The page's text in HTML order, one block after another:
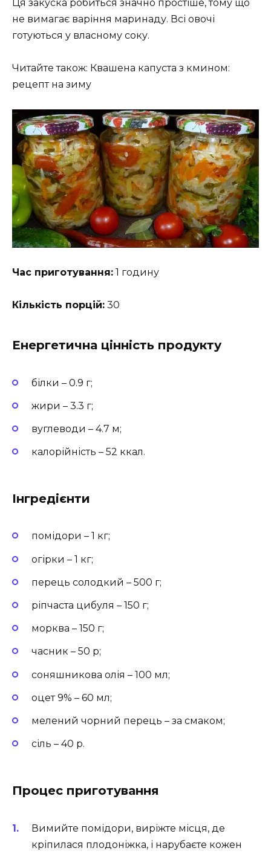
Ця закуска робиться значно простіше, тому що
не вимагає варіння маринаду. Всі овочі
готуються у власному соку.
Читайте також: Квашена капуста з кмином:
рецепт на зиму
Час приготування: 1 годину
Кількість порцій: 30
Енергетична цінність продукту
білки – 0.9 г;
жири – 3.3 г;
вуглеводи – 4.7 м;
калорійність – 52 ккал.
Інгредієнти
помідори – 1 кг;
огірки – 1 кг;
перець солодкий – 500 г;
ріпчаста цибуля – 150 г;
морква – 150 г;
часник – 50 р;
соняшникова олія – 100 мл;
оцет 9% – 60 мл;
мелений чорний перець – за смаком;
сіль – 40 р.
Процес приготування
Вимийте помідори, виріжте місця, де
кріпилася плодоніжка, і нарубаєте кожен